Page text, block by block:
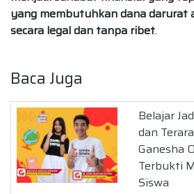
yang membutuhkan dana darurat
secara legal dan tanpa ribet.
Baca Juga
Belajar
dan
Ganesha
Terbukti
Siswa